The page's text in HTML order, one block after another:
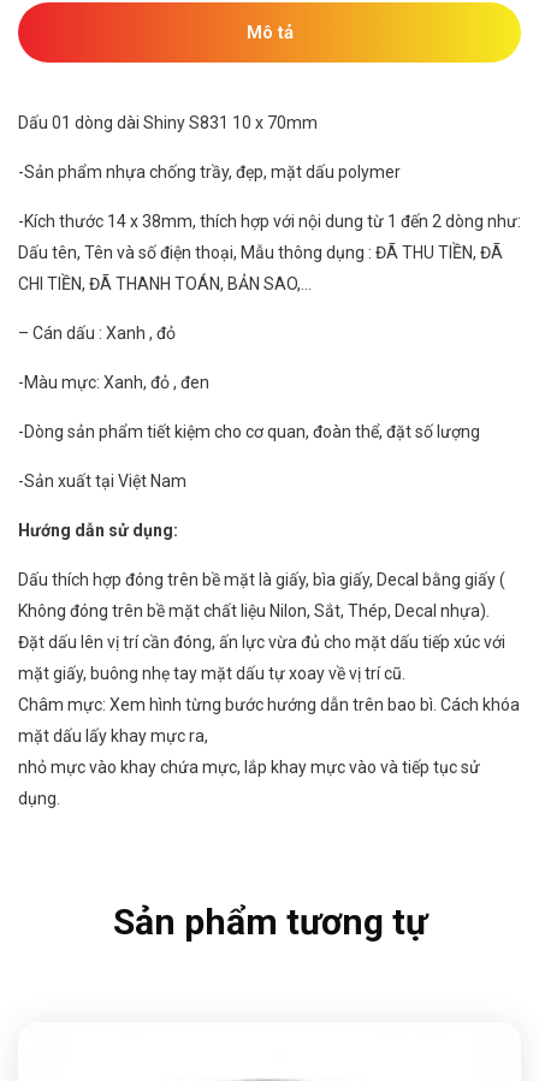
Mô tả
Dấu 01 dòng dài Shiny S831 10 x 70mm
-Sản phẩm nhựa chống trầy, đẹp, mặt dấu polymer
-Kích thước 14 x 38mm, thích hợp với nội dung từ 1 đến 2 dòng như:
Dấu tên, Tên và số điện thoại, Mẫu thông dụng : ĐÃ THU TIỀN, ĐÃ
CHI TIỀN, ĐÃ THANH TOÁN, BẢN SAO,…
– Cán dấu : Xanh , đỏ
-Màu mực: Xanh, đỏ , đen
-Dòng sản phẩm tiết kiệm cho cơ quan, đoàn thể, đặt số lượng
-Sản xuất tại Việt Nam
Hướng dẫn sử dụng:
Dấu thích hợp đóng trên bề mặt là giấy, bìa giấy, Decal bằng giấy (
Không đóng trên bề mặt chất liệu Nilon, Sắt, Thép, Decal nhựa).
Đặt dấu lên vị trí cần đóng, ấn lực vừa đủ cho mặt dấu tiếp xúc với
mặt giấy, buông nhẹ tay mặt dấu tự xoay về vị trí cũ.
Châm mực: Xem hình từng bước hướng dẫn trên bao bì. Cách khóa
mặt dấu lấy khay mực ra,
nhỏ mực vào khay chứa mực, lắp khay mực vào và tiếp tục sử
dụng.
Sản phẩm tương tự